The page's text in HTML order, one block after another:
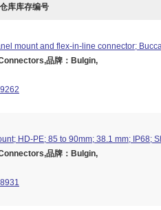
库库存编号
mount and flex-in-line connector;
品牌：Bulgin,
HD-PE; 85 to 90mm; 38.1 mm; IP68;
品牌：Bulgin,